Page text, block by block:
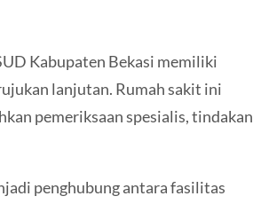
Kabupaten Bekasi memiliki
lanjutan. Rumah sakit ini
pemeriksaan spesialis, tindakan
penghubung antara fasilitas